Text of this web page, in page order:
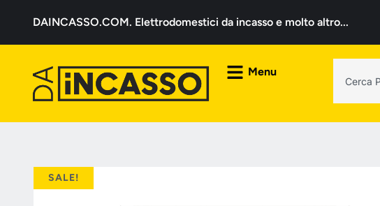
DAINCASSO.COM. Elettrodomestici da incasso e molto altro...
Menu
SALE!